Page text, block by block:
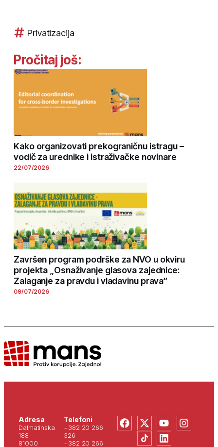
Privatizacija
Pročitaj još:
Kako organizovati prekograničnu istragu –
vodič za urednike i istraživačke novinare
22/07/2026
Završen program podrške za NVO u okviru
projekta „Osnaživanje glasova zajednice:
Zalaganje za pravdu i vladavinu prava“
09/07/2026
Adresa
Dalmatinska
188
81000
Telefoni
+382 20 266
326
+382 20 266